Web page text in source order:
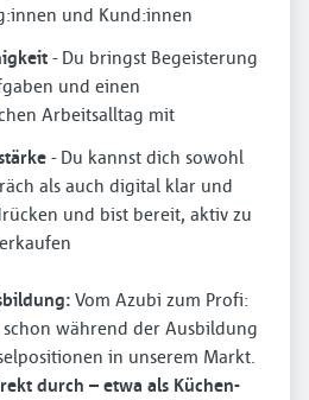
und Kund:innen
- Du bringst Begeisterung
und einen
Arbeitsalltag mit
- Du kannst dich sowohl
als auch digital klar und
und bist bereit, aktiv zu
Vom Azubi zum Profi:
während der Ausbildung
in unserem Markt.
durch – etwa als Küchen-